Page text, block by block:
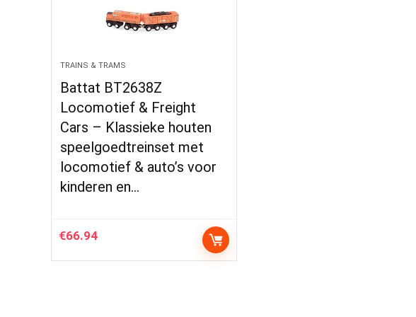
TRAINS & TRAMS
Battat BT2638Z
Locomotief & Freight
Cars – Klassieke houten
speelgoedtreinset met
locomotief & auto’s voor
kinderen en…
€66.94